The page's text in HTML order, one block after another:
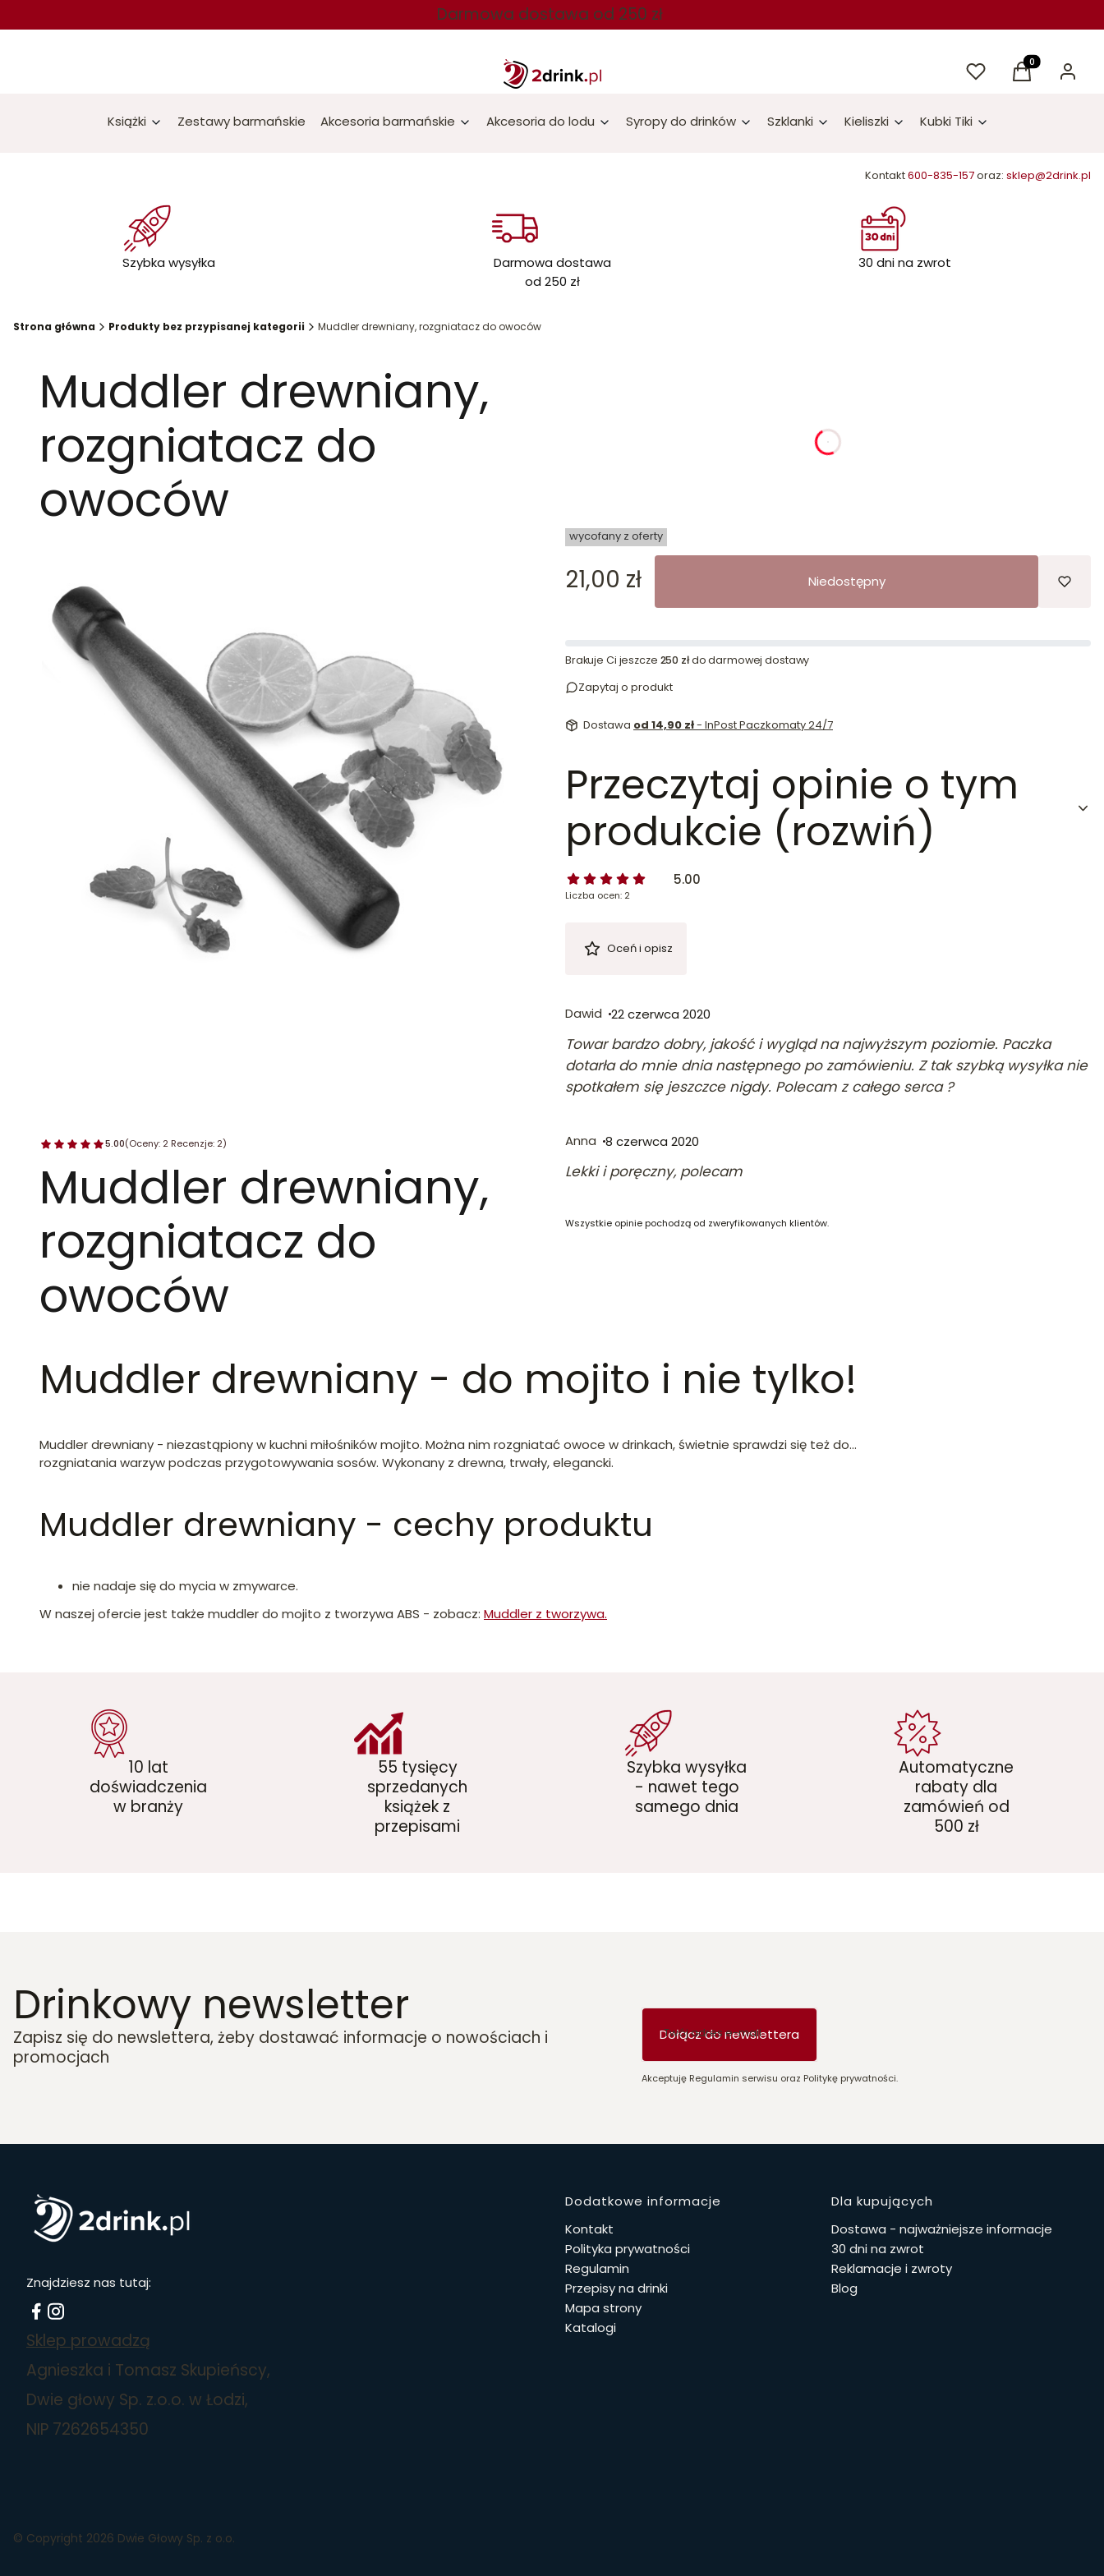
Darmowa dostawa od 250 zł
UlubioneProdukty w
Koszyk Zaloguj
Książki Zestawy barmańskie Akcesoria barmańskie Akcesoria do lodu Syropy do drinków Szklanki Kieliszki Kubki Tiki
Kontakt600-835-157oraz: sklep@2drink.pl
Szybka wysyłka
Darmowa dostawa
od 250 zł
30 dni na zwrot
Strona główna Produkty bez przypisanej kategorii Muddler drewniany, rozgniatacz do owoców
Muddler drewniany,
rozgniatacz do
owoców
5.00(Oceny: 2 Recenzje: 2)
Muddler drewniany,
rozgniatacz do
owoców
godziny
wycofany z oferty
Cena
21,00 zł Niedostępny
Brakuje Ci jeszcze 250 złdo darmowej dostawy
Zapytaj o produkt
Dostawa od 14,90 zł- InPost Paczkomaty 24/7
Przeczytaj opinie o tym
produkcie (rozwiń)
5.00
Liczba ocen: 2
Oceń i opisz
Dawid 22 czerwca 2020
Towar bardzo dobry, jakość i wygląd na najwyższym poziomie. Paczka
dotarła do mnie dnia następnego po zamówieniu. Z tak szybką wysyłka nie
spotkałem się jeszczce nigdy. Polecam z całego serca ?
Anna 8 czerwca 2020
Lekki i poręczny, polecam
Wszystkie opinie pochodzą od zweryfikowanych klientów.
Muddler drewniany - do mojito i nie tylko!
Muddler drewniany - niezastąpiony w kuchni miłośników mojito. Można nim rozgniatać owoce w drinkach, świetnie sprawdzi się też do...
rozgniatania warzyw podczas przygotowywania sosów. Wykonany z drewna, trwały, elegancki.
Muddler drewniany - cechy produktu
nie nadaje się do mycia w zmywarce.
W naszej ofercie jest także muddler do mojito z tworzywa ABS - zobacz: Muddler z tworzywa.
10 lat
doświadczenia
w branży
55 tysięcy
sprzedanych
książek z
przepisami
Szybka wysyłka
- nawet tego
samego dnia
Automatyczne
rabaty dla
zamówień od
500 zł
Drinkowy newsletter
Zapisz się do newslettera, żeby dostawać informacje o nowościach i
promocjach
Twój adres e-mail
Dołącz do newslettera
Akceptuję Regulamin serwisu oraz Politykę prywatności.
Znajdziesz nas tutaj:
Sklep prowadzą
Agnieszka i Tomasz Skupieńscy,
Dwie głowy Sp. z.o.o. w Łodzi,
NIP 7262654350
Linki w stopce
Dodatkowe informacje
Kontakt
Polityka prywatności
Regulamin
Przepisy na drinki
Mapa strony
Katalogi
Dla kupujących
Dostawa - najważniejsze informacje
30 dni na zwrot
Reklamacje i zwroty
Blog
© Copyright 2026 Dwie Głowy Sp. z o.o.